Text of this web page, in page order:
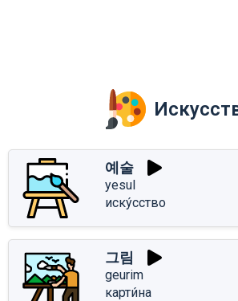
예술
yesul
иску́сство
그림
geurim
карти́на